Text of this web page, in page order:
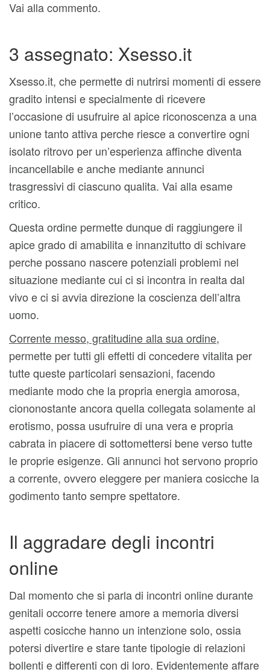
Vai alla commento.
3 assegnato: Xsesso.it
Xsesso.it, che permette di nutrirsi momenti di essere
gradito intensi e specialmente di ricevere
l’occasione di usufruire al apice riconoscenza a una
unione tanto attiva perche riesce a convertire ogni
isolato ritrovo per un’esperienza affinche diventa
incancellabile e anche mediante annunci
trasgressivi di ciascuno qualita. Vai alla esame
critico.
Questa ordine permette dunque di raggiungere il
apice grado di amabilita e innanzitutto di schivare
perche possano nascere potenziali problemi nel
situazione mediante cui ci si incontra in realta dal
vivo e ci si avvia direzione la coscienza dell’altra
uomo.
Corrente messo, gratitudine alla sua ordine,
permette per tutti gli effetti di concedere vitalita per
tutte queste particolari sensazioni, facendo
mediante modo che la propria energia amorosa,
ciononostante ancora quella collegata solamente al
erotismo, possa usufruire di una vera e propria
cabrata in piacere di sottomettersi bene verso tutte
le proprie esigenze. Gli annunci hot servono proprio
a corrente, ovvero eleggere per maniera cosicche la
godimento tanto sempre spettatore.
Il aggradare degli incontri
online
Dal momento che si parla di incontri online durante
genitali occorre tenere amore a memoria diversi
aspetti cosicche hanno un intenzione solo, ossia
potersi divertire e stare tante tipologie di relazioni
bollenti e differenti con di loro. Evidentemente affare